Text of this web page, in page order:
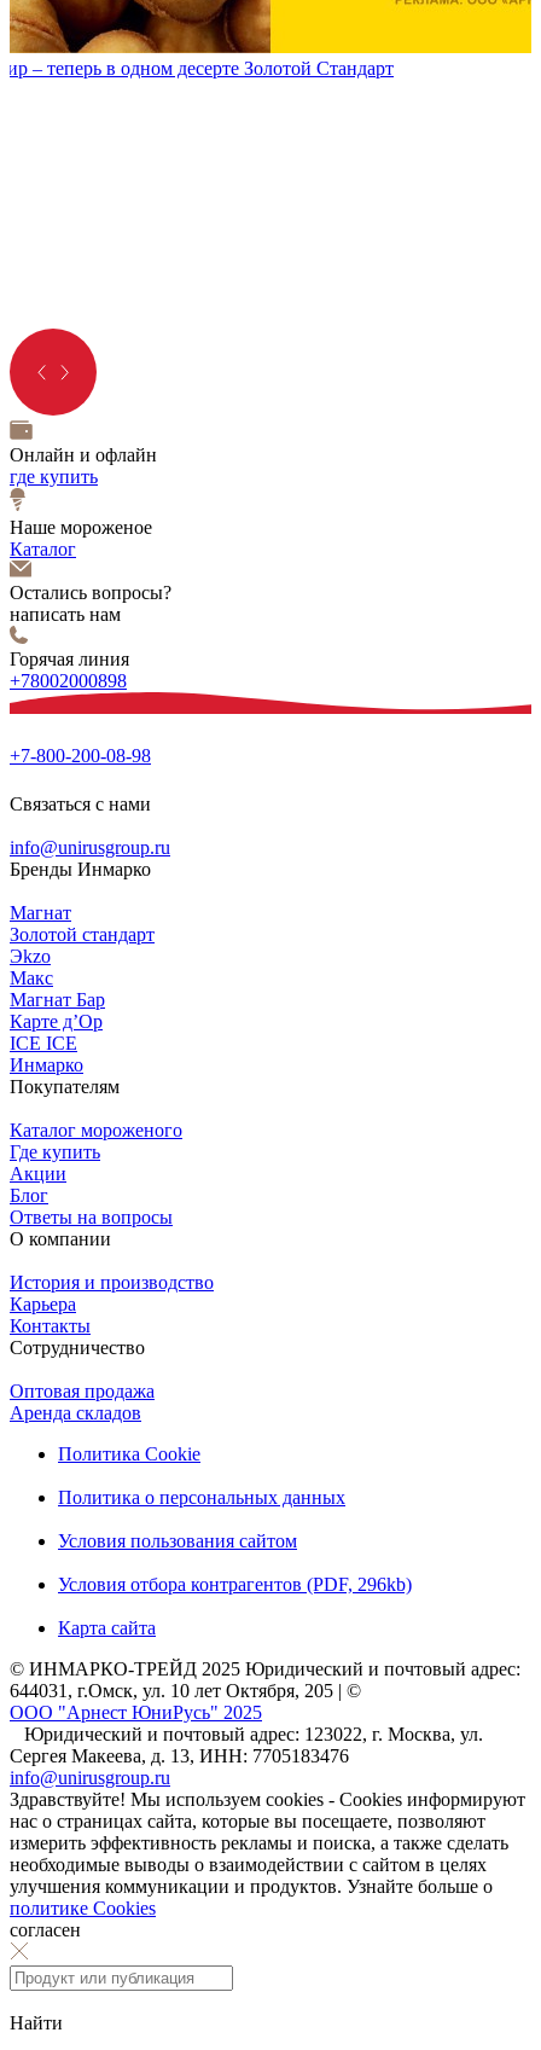
– теперь в одном десерте Золотой Стандарт
Онлайн и офлайн
где купить
Наше мороженое
Каталог
Остались вопросы?
написать нам
Горячая линия
+78002000898
+7-800-200-08-98
Связаться с нами
info@unirusgroup.ru
Бренды Инмарко
Магнат
Золотой стандарт
Эkzо
Макс
Магнат Бар
Карте д’Ор
ICE ICE
Инмарко
Покупателям
Каталог мороженого
Где купить
Акции
Блог
Ответы на вопросы
О компании
История и производство
Карьера
Контакты
Сотрудничество
Оптовая продажа
Аренда складов
Политика Cookie
Политика о персональных данных
Условия пользования сайтом
Условия отбора контрагентов (PDF, 296kb)
Карта сайта
© ИНМАРКО-ТРЕЙД 2025 Юридический и почтовый адрес:
644031, г.Омск, ул. 10 лет Октября, 205 | ©
ООО "Арнест ЮниРусь" 2025
Юридический и почтовый адрес: 123022, г. Москва, ул.
Сергея Макеева, д. 13, ИНН: 7705183476
info@unirusgroup.ru
Здравствуйте! Мы используем cookies - Cookies информируют
нас о страницах сайта, которые вы посещаете, позволяют
измерить эффективность рекламы и поиска, а также сделать
необходимые выводы о взаимодействии с сайтом в целях
улучшения коммуникации и продуктов. Узнайте больше о
политике Cookies
согласен
Найти